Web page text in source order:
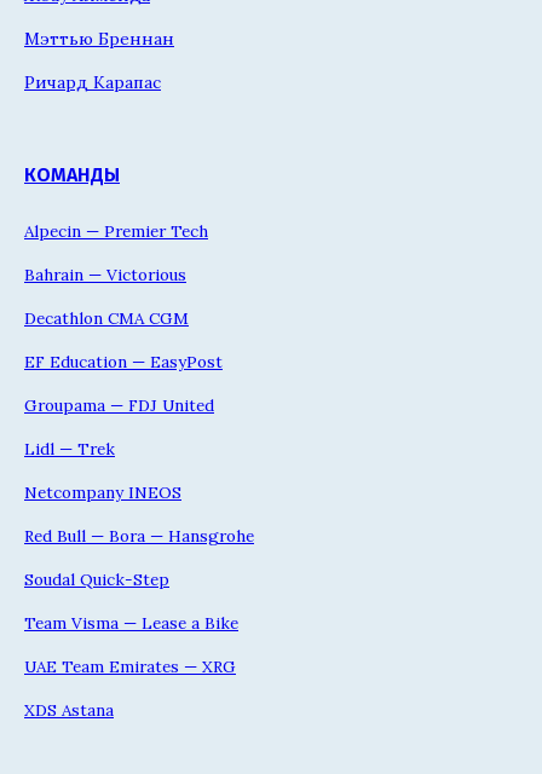
Мэттью Бреннан
Ричард Карапас
КОМАНДЫ
Alpecin — Premier Tech
Bahrain — Victorious
Decathlon CMA CGM
EF Education — EasyPost
Groupama — FDJ United
Lidl — Trek
Netcompany INEOS
Red Bull — Bora — Hansgrohe
Soudal Quick-Step
Team Visma — Lease a Bike
UAE Team Emirates — XRG
XDS Astana